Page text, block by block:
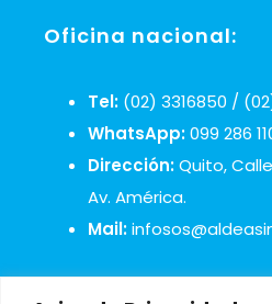
Oficina nacional:
Tel: (02) 3316850 /
WhatsApp:099 286
Dirección:Quito,
Av. América.
Mail: